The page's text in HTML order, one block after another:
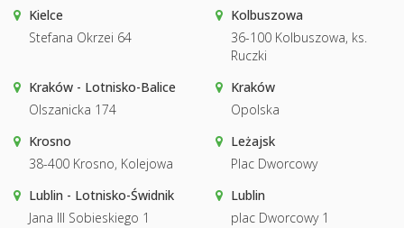
Kielce
Stefana Okrzei 64
Kolbuszowa
36-100 Kolbuszowa, ks.
Ruczki
Kraków - Lotnisko-Balice
Olszanicka 174
Kraków
Opolska
Krosno
38-400 Krosno, Kolejowa
Leżajsk
Plac Dworcowy
Lublin - Lotnisko-Świdnik
Jana III Sobieskiego 1
Lublin
plac Dworcowy 1